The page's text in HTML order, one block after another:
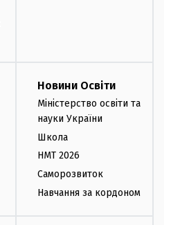
Новини Освіти
Міністерство освіти та
науки України
Школа
НМТ 2026
Саморозвиток
Навчання за кордоном